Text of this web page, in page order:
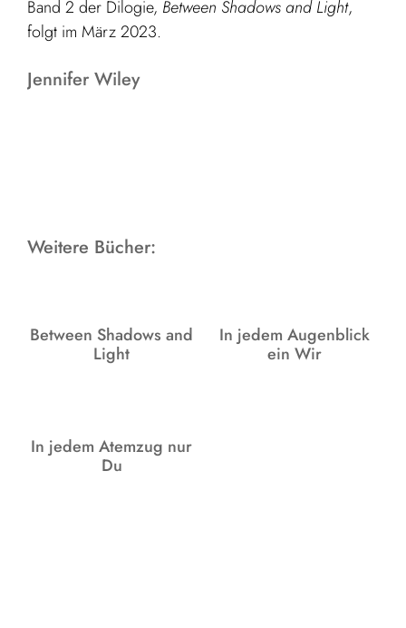
Band 2 der Dilogie, Between Shadows and Light,
folgt im März 2023.
Jennifer Wiley
Weitere Bücher:
Between Shadows and
Light
In jedem Augenblick
ein Wir
In jedem Atemzug nur
Du